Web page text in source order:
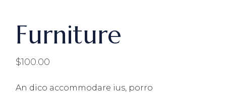
Furniture
$100.00
An dico accommodare ius, porro